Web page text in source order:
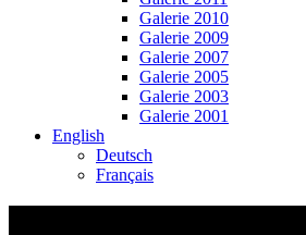
Galerie 2010
Galerie 2009
Galerie 2007
Galerie 2005
Galerie 2003
Galerie 2001
English
Deutsch
Français